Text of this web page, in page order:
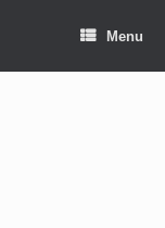
Menu